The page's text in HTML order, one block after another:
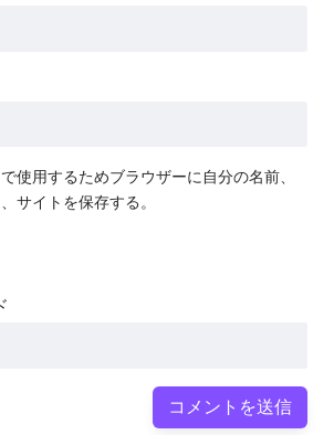
使用するためブラウザーに自分の名前、
サイトを保存する。